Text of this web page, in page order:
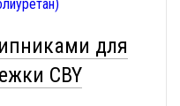
для
CBY